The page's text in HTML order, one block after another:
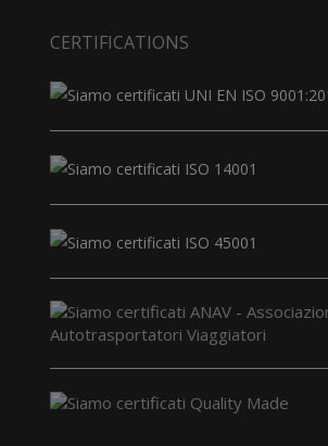
CERTIFICATIONS